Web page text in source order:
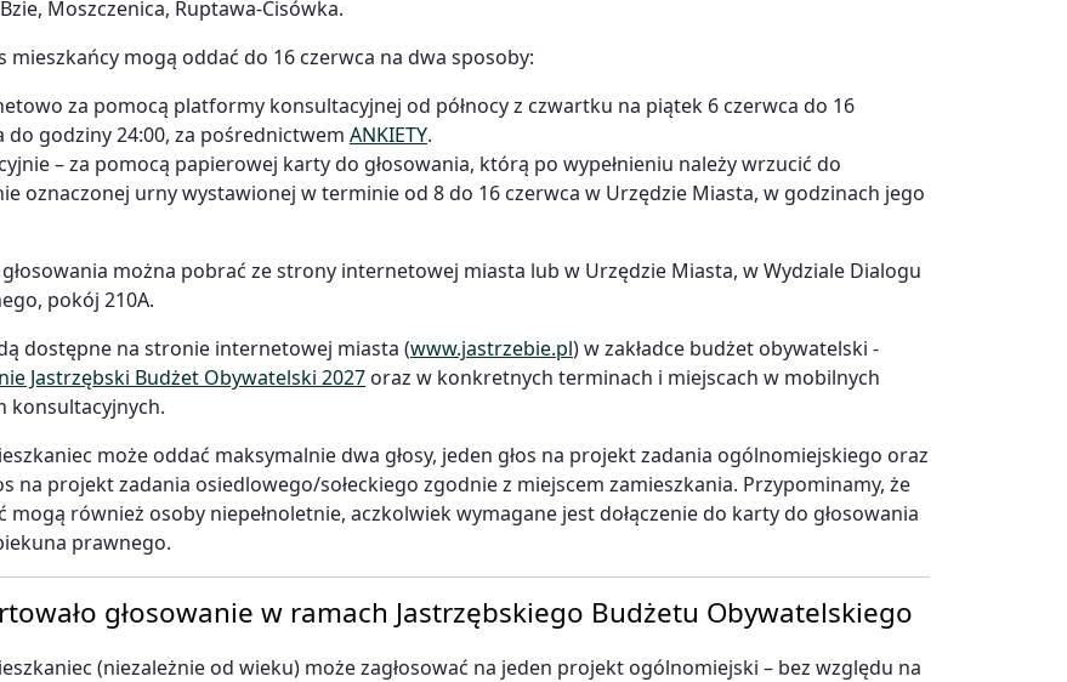
Moszczenica, Ruptawa-Cisówka.
mieszkańcy mogą oddać do 16 czerwca na dwa sposoby:
za pomocą platformy konsultacyjnej od północy z czwartku na piątek 6 czerwca do 16
do godziny 24:00, za pośrednictwem ANKIETY.
– za pomocą papierowej karty do głosowania, którą po wypełnieniu należy wrzucić do
oznaczonej urny wystawionej w terminie od 8 do 16 czerwca w Urzędzie Miasta, w godzinach jego
można pobrać ze strony internetowej miasta lub w Urzędzie Miasta, w Wydziale Dialogu
pokój 210A.
dostępne na stronie internetowej miasta (www.jastrzebie.pl) w zakładce budżet obywatelski -
Jastrzębski Budżet Obywatelski 2027 oraz w konkretnych terminach i miejscach w mobilnych
konsultacyjnych.
może oddać maksymalnie dwa głosy, jeden głos na projekt zadania ogólnomiejskiego oraz
na projekt zadania osiedlowego/sołeckiego zgodnie z miejscem zamieszkania. Przypominamy, że
mogą również osoby niepełnoletnie, aczkolwiek wymagane jest dołączenie do karty do głosowania
prawnego.
głosowanie w ramach Jastrzębskiego Budżetu Obywatelskiego
(niezależnie od wieku) może zagłosować na jeden projekt ogólnomiejski – bez względu na